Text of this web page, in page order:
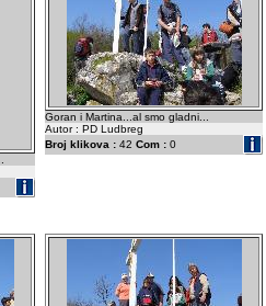
Goran i Martina...al smo gladni...
Autor : PD Ludbreg
Broj klikova : 42 Com : 0